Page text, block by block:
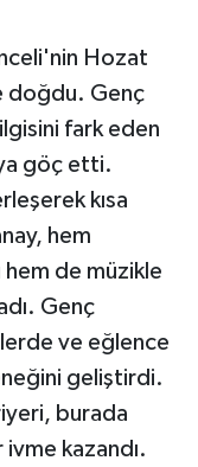
Hozat
doğdu. Genç
fark eden
göç etti.
kısa
hem
de müzikle
Genç
ve eğlence
geliştirdi.
burada
kazandı.